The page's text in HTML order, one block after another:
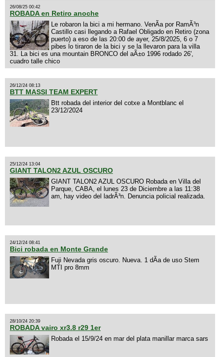
26/08/25 00:42
ROBADA en Retiro anoche
Le robaron la bici a mi hermano. VenÃ­a por RamÃ³n
Castillo casi llegando a Rafael Obligado en Retiro (zona
puerto) a eso de las 20:00 de ayer, 25/8/2025, 6 o 7
pibes lo tiraron de la bici y se la llevaron para la villa
31. La bici es una mountain BRONCO del aÃ±o 1996 rodado 26',
cuadro talle chico
26/12/24 08:13
BTT MASSI TEAM EXPERT
Btt robada del interior del cotxe a Montblanc el
23/12/2024
25/12/24 13:04
GIANT TALON2 AZUL OSCURO
GIANT TALON2 AZUL OSCURO Robada en Villa del
Parque, CABA, el lunes 23 de Diciembre a las 11:38
am, hay video del ladrÃ³n. Denuncia policial realizada.
24/12/24 08:41
Bici robada en Monte Grande
Fuji Nevada gris oscuro. Nueva. 1 dÃ­a de uso Stem
MTI pro 8mm
28/10/24 20:39
ROBADA vairo xr3.8 r29 1er
Robada el 15/9/24 en mar del plata manillar marca sars